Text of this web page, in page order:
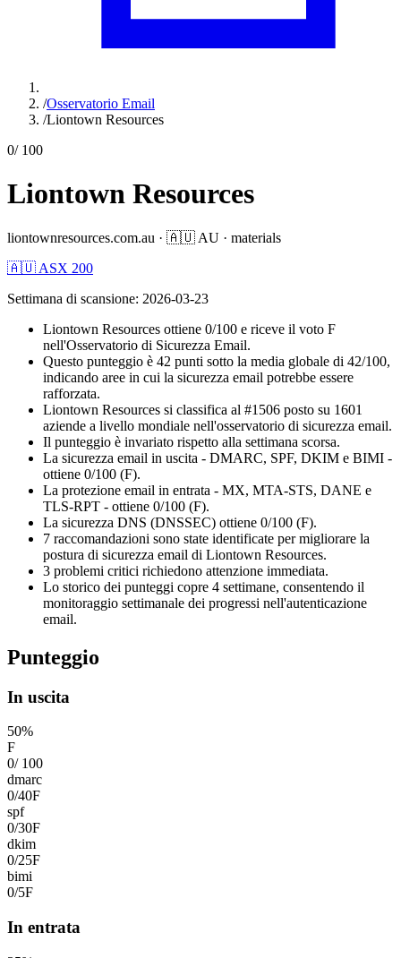
/Osservatorio Email
/Liontown Resources
0/ 100
Liontown Resources
liontownresources.com.au · 🇦🇺 AU · materials
🇦🇺 ASX 200
Settimana di scansione: 2026-03-23
Liontown Resources ottiene 0/100 e riceve il voto F
nell'Osservatorio di Sicurezza Email.
Questo punteggio è 42 punti sotto la media globale di 42/100,
indicando aree in cui la sicurezza email potrebbe essere
rafforzata.
Liontown Resources si classifica al #1506 posto su 1601
aziende a livello mondiale nell'osservatorio di sicurezza email.
Il punteggio è invariato rispetto alla settimana scorsa.
La sicurezza email in uscita - DMARC, SPF, DKIM e BIMI -
ottiene 0/100 (F).
La protezione email in entrata - MX, MTA-STS, DANE e
TLS-RPT - ottiene 0/100 (F).
La sicurezza DNS (DNSSEC) ottiene 0/100 (F).
7 raccomandazioni sono state identificate per migliorare la
postura di sicurezza email di Liontown Resources.
3 problemi critici richiedono attenzione immediata.
Lo storico dei punteggi copre 4 settimane, consentendo il
monitoraggio settimanale dei progressi nell'autenticazione
email.
Punteggio
In uscita
50%
F
0/ 100
dmarc
0/40F
spf
0/30F
dkim
0/25F
bimi
0/5F
In entrata